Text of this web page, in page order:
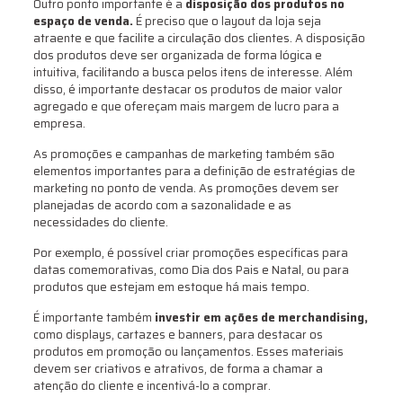
Outro ponto importante é a disposição dos produtos no
espaço de venda. É preciso que o layout da loja seja
atraente e que facilite a circulação dos clientes. A disposição
dos produtos deve ser organizada de forma lógica e
intuitiva, facilitando a busca pelos itens de interesse. Além
disso, é importante destacar os produtos de maior valor
agregado e que ofereçam mais margem de lucro para a
empresa.
As promoções e campanhas de marketing também são
elementos importantes para a definição de estratégias de
marketing no ponto de venda. As promoções devem ser
planejadas de acordo com a sazonalidade e as
necessidades do cliente.
Por exemplo, é possível criar promoções específicas para
datas comemorativas, como Dia dos Pais e Natal, ou para
produtos que estejam em estoque há mais tempo.
É importante também investir em ações de merchandising,
como displays, cartazes e banners, para destacar os
produtos em promoção ou lançamentos. Esses materiais
devem ser criativos e atrativos, de forma a chamar a
atenção do cliente e incentivá-lo a comprar.